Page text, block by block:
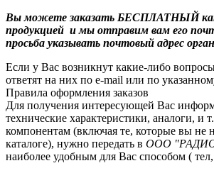
Вы можете заказать БЕСПЛАТНЫЙ
продукцией и мы отправим вам его
просьба указывать почтовый адрес
Если у Вас возникнут какие-либо
ответят на них по e-mail или по
Правила оформления заказов
Для получения интересующей Вас
технические характеристики, аналоги, и
компонентам (включая те, которые вы не
каталоге), нужно передать в ООО
наиболее удобным для Вас способом (